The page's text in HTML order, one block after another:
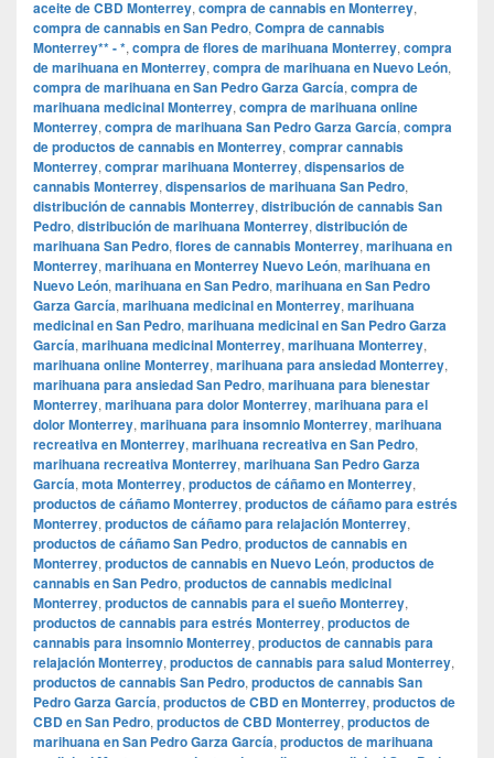
aceite de CBD Monterrey, compra de cannabis en Monterrey,
compra de cannabis en San Pedro, Compra de cannabis
Monterrey** - *, compra de flores de marihuana Monterrey, compra
de marihuana en Monterrey, compra de marihuana en Nuevo León,
compra de marihuana en San Pedro Garza García, compra de
marihuana medicinal Monterrey, compra de marihuana online
Monterrey, compra de marihuana San Pedro Garza García, compra
de productos de cannabis en Monterrey, comprar cannabis
Monterrey, comprar marihuana Monterrey, dispensarios de
cannabis Monterrey, dispensarios de marihuana San Pedro,
distribución de cannabis Monterrey, distribución de cannabis San
Pedro, distribución de marihuana Monterrey, distribución de
marihuana San Pedro, flores de cannabis Monterrey, marihuana en
Monterrey, marihuana en Monterrey Nuevo León, marihuana en
Nuevo León, marihuana en San Pedro, marihuana en San Pedro
Garza García, marihuana medicinal en Monterrey, marihuana
medicinal en San Pedro, marihuana medicinal en San Pedro Garza
García, marihuana medicinal Monterrey, marihuana Monterrey,
marihuana online Monterrey, marihuana para ansiedad Monterrey,
marihuana para ansiedad San Pedro, marihuana para bienestar
Monterrey, marihuana para dolor Monterrey, marihuana para el
dolor Monterrey, marihuana para insomnio Monterrey, marihuana
recreativa en Monterrey, marihuana recreativa en San Pedro,
marihuana recreativa Monterrey, marihuana San Pedro Garza
García, mota Monterrey, productos de cáñamo en Monterrey,
productos de cáñamo Monterrey, productos de cáñamo para estrés
Monterrey, productos de cáñamo para relajación Monterrey,
productos de cáñamo San Pedro, productos de cannabis en
Monterrey, productos de cannabis en Nuevo León, productos de
cannabis en San Pedro, productos de cannabis medicinal
Monterrey, productos de cannabis para el sueño Monterrey,
productos de cannabis para estrés Monterrey, productos de
cannabis para insomnio Monterrey, productos de cannabis para
relajación Monterrey, productos de cannabis para salud Monterrey,
productos de cannabis San Pedro, productos de cannabis San
Pedro Garza García, productos de CBD en Monterrey, productos de
CBD en San Pedro, productos de CBD Monterrey, productos de
marihuana en San Pedro Garza García, productos de marihuana